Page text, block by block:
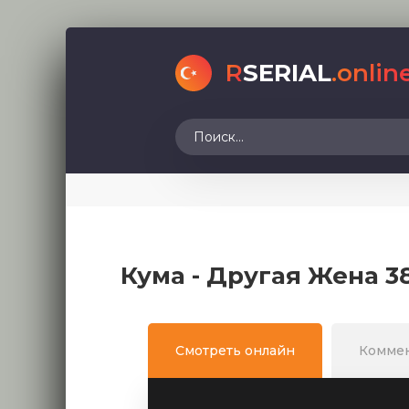
RSERIAL
Кума - Другая Жена
Смотреть онлайн